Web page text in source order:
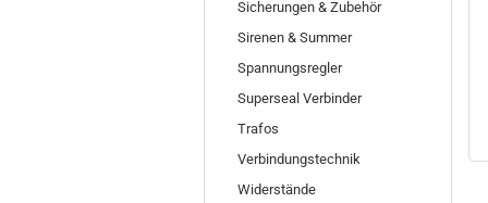
Sicherungen & Zubehör
Sirenen & Summer
Spannungsregler
Superseal Verbinder
Trafos
Verbindungstechnik
Widerstände